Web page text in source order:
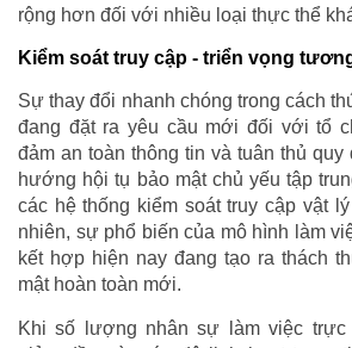
rộng hơn đối với nhiều loại thực thể
Kiểm soát truy cập - triển vọng
Sự thay đổi nhanh chóng trong cách
đang đặt ra yêu cầu mới đối với tổ
đảm an toàn thông tin và tuân thủ quy
hướng hội tụ bảo mật chủ yếu tập
các hệ thống kiểm soát truy cập vật
nhiên, sự phổ biến của mô hình làm
kết hợp hiện nay đang tạo ra thách
mật hoàn toàn mới.
Khi số lượng nhân sự làm việc trực